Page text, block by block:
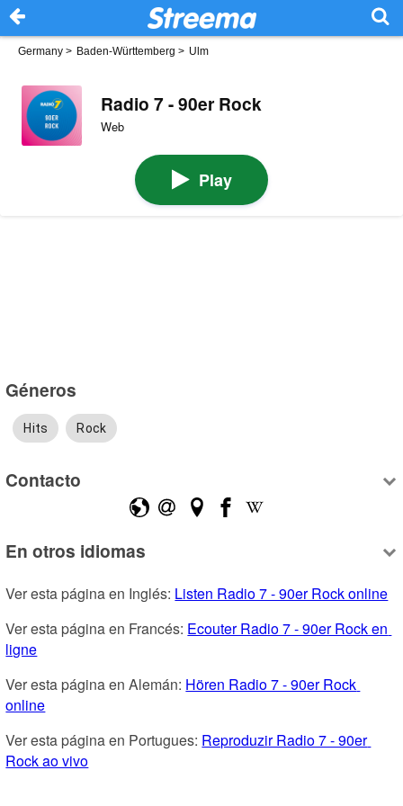
Germany > Baden-Württemberg > Ulm
Radio 7 - 90er Rock
Web
Play
Géneros
Hits Rock
Contacto
En otros idiomas
Ver esta página en Inglés: Listen Radio 7 - 90er Rock online
Ver esta página en Francés: Ecouter Radio 7 - 90er Rock en
ligne
Ver esta página en Alemán: Hören Radio 7 - 90er Rock
online
Ver esta página en Portugues: Reproduzir Radio 7 - 90er
Rock ao vivo